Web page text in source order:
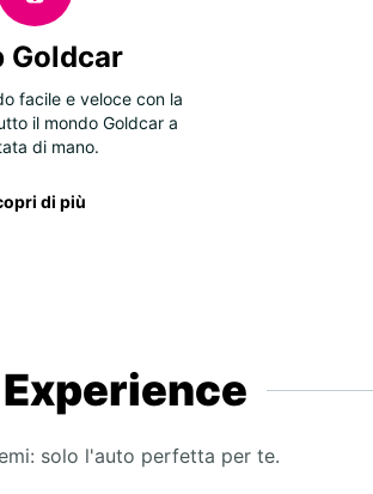
Goldcar
facile e veloce con la
il mondo Goldcar a
di mano.
di più
solo l'auto perfetta per te.